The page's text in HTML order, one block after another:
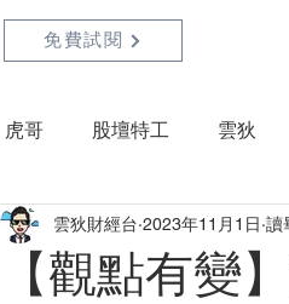
免費試閱
虎哥 股壇特工 雲狄
【觀點有變
雲狄財經台 2023年11月1日 讀